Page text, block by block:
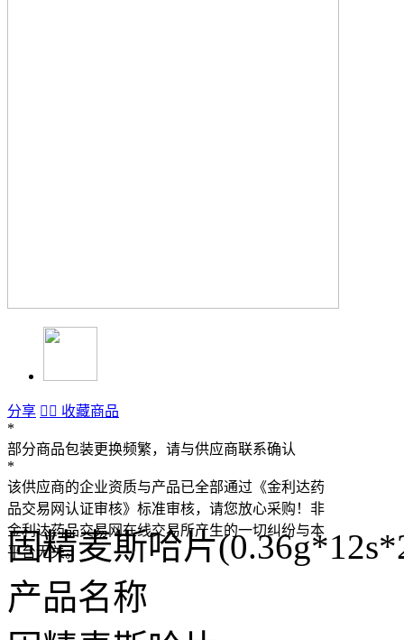
分享   收藏商品
*
部分商品包装更换频繁，请与供应商联系确认
*
该供应商的企业资质与产品已全部通过《金利达药
品交易网认证审核》标准审核，请您放心采购！非
金利达药品交易网在线交易所产生的一切纠纷与本
平台无关。
固精麦斯哈片
产品名称